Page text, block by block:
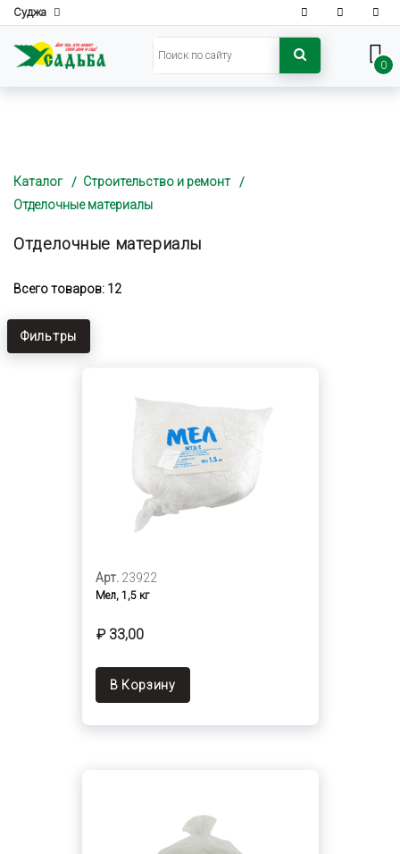
Суджа
0
Каталог
Строительство и ремонт
Отделочные материалы
Отделочные материалы
Всего товаров: 12
Фильтры
Арт. 23922
Мел, 1,5 кг
₽ 33,00
В Корзину